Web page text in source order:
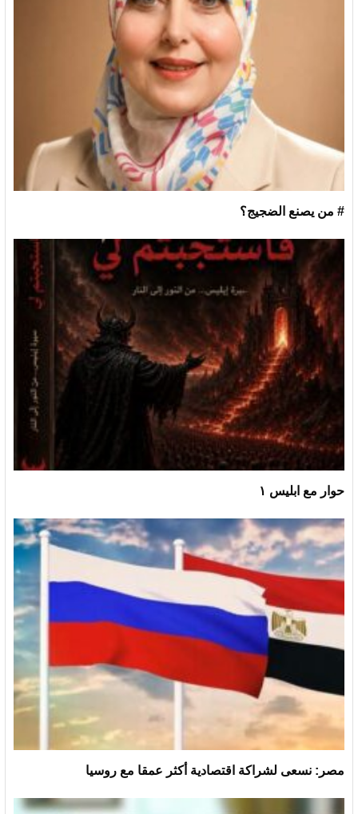
# من يصنع الضجيج؟
حوار مع ابليس ١
مصر: نسعى لشراكة اقتصادية أكثر عمقا مع روسيا